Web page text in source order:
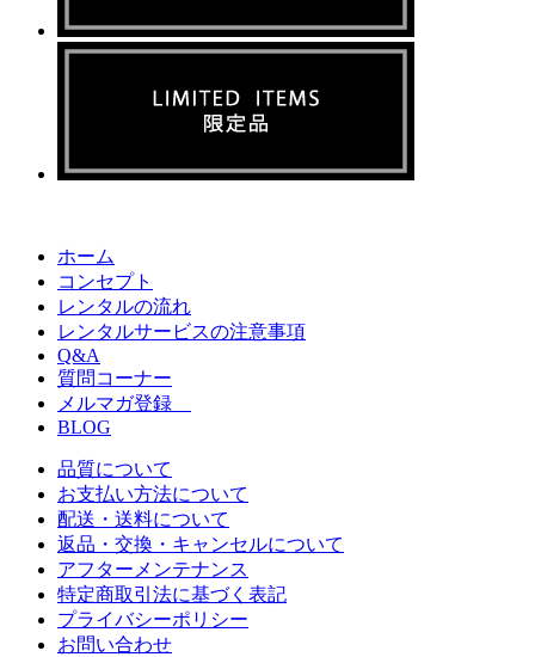
ホーム
コンセプト
レンタルの流れ
レンタルサービスの注意事項
Q&A
質問コーナー
メルマガ登録
BLOG
品質について
お支払い方法について
配送・送料について
返品・交換・キャンセルについて
アフターメンテナンス
特定商取引法に基づく表記
プライバシーポリシー
お問い合わせ